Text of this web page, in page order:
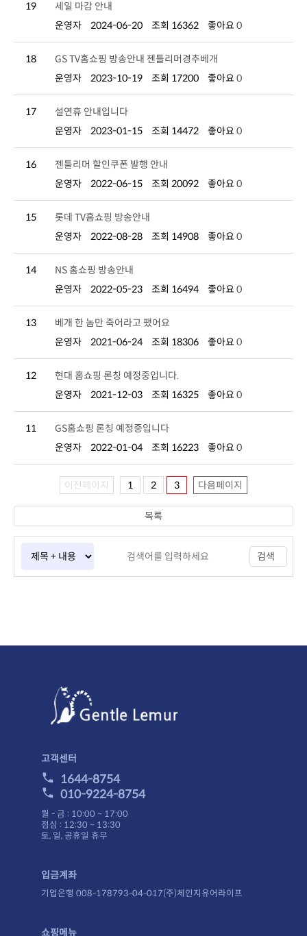
19
세일 마감 안내
운영자
2024-06-20 조회 16362 좋아요 0
18
GS TV홈쇼핑 방송안내 젠틀리머경추베개
운영자
2023-10-19 조회 17200 좋아요 0
17
설연휴 안내입니다
운영자
2023-01-15 조회 14472 좋아요 0
16
젠틀리머 할인쿠폰 발행 안내
운영자
2022-06-15 조회 20092 좋아요 0
15
롯데 TV홈쇼핑 방송안내
운영자
2022-08-28 조회 14908 좋아요 0
14
NS 홈쇼핑 방송안내
운영자
2022-05-23 조회 16494 좋아요 0
13
베개 한 놈만 죽어라고 팼어요
운영자
2021-06-24 조회 18306 좋아요 0
12
현대 홈쇼핑 론칭 예정중입니다.
운영자
2021-12-03 조회 16325 좋아요 0
11
GS홈쇼핑 론칭 예정중입니다
운영자
2022-01-04 조회 16223 좋아요 0
이전페이지 1 2 3 다음페이지
검색
목록
고객센터
1644-8754
010-9224-8754
월 - 금 : 10:00 ~ 17:00
점심 : 12:30 ~ 13:30
토, 일, 공휴일 휴무
입금계좌
기업은행 008-178793-04-017(주)체인지유어라이프
쇼핑메뉴